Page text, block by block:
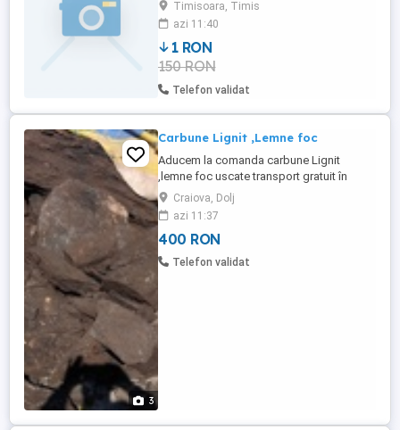
Timisoara, Timis
azi 11:40
1 RON
150 RON
Telefon validat
3
Carbune Lignit ,Lemne foc
Aducem la comanda carbune Lignit
,lemne foc uscate transport gratuit în
Craiova
Craiova, Dolj
azi 11:37
400 RON
Telefon validat